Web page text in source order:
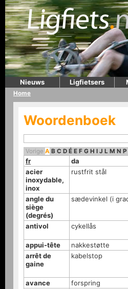
Nieuws Ligfietsers
Home
Woordenboek
Vorige A B C D É E F G H I J L M N P
fr da
acier
inoxydable,
inox
rustfrit stål
angle du
siège
(degrés)
sædevinkel (i
antivol cykellås
appui-tête nakkestøtte
arrêt de
gaine
kabelstop
avance
forspring